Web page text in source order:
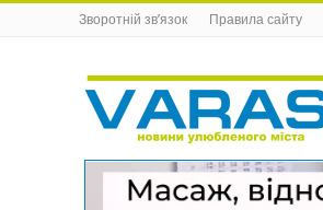
Зворотній зв’язок Правила сайту